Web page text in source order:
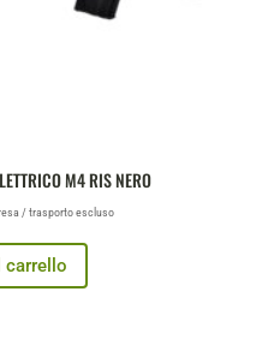
M4 RIS NERO
/ trasporto escluso
carrello